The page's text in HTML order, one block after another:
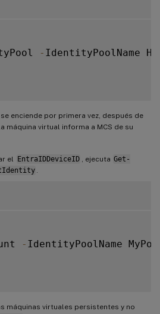
- IdentityPoolName
enciende por primera vez, después de
máquina virtual informa a MCS de su
el EntraIDDeviceID , ejecuta Get-
- IdentityPoolName
máquinas virtuales persistentes y no